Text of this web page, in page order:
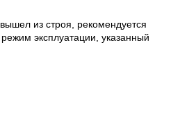
из строя, рекомендуется
эксплуатации, указанный